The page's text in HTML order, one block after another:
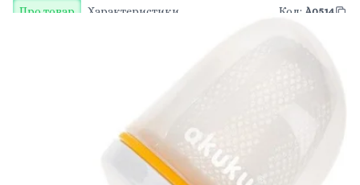
Про товар Характеристики Код: A0514